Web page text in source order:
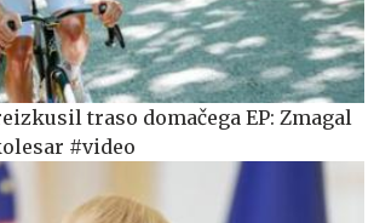
traso domačega EP: Zmagal
#video